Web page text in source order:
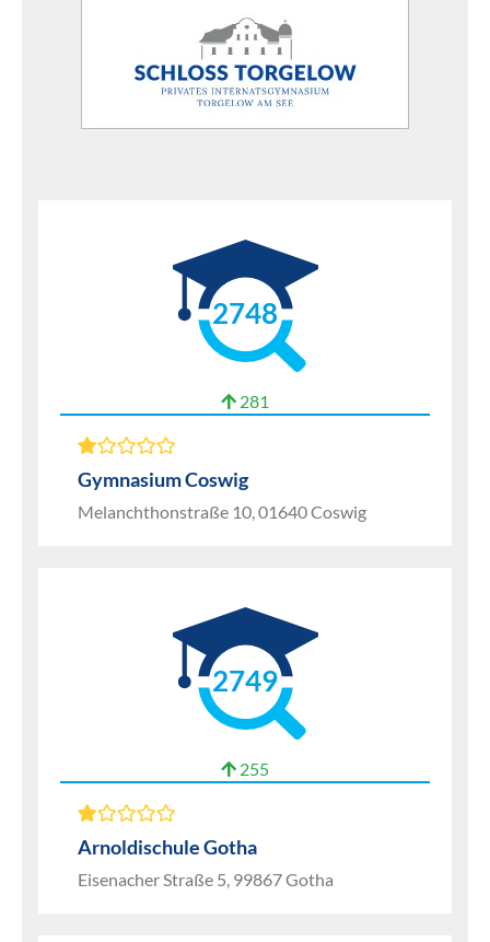
2748
281
Gymnasium Coswig
Melanchthonstraße 10, 01640 Coswig
2749
255
Arnoldischule Gotha
Eisenacher Straße 5, 99867 Gotha